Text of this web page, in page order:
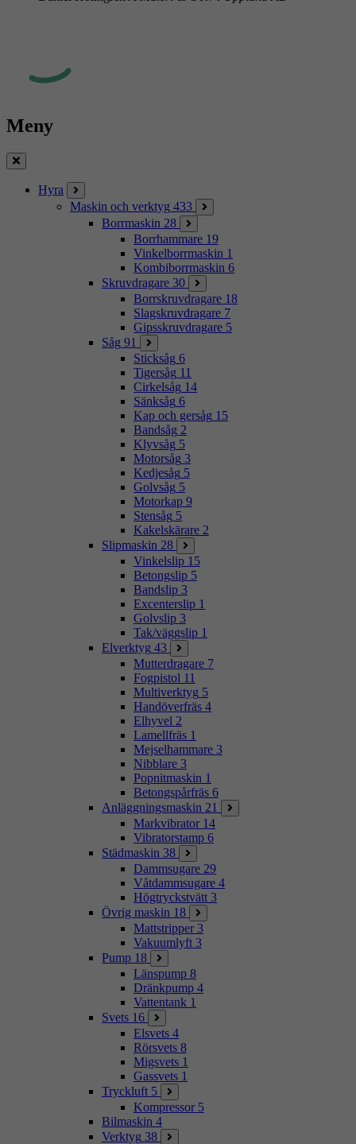
Meny
Stäng
Hyra
Maskin och verktyg 433
Borrmaskin 28
Borrhammare 19
Vinkelborrmaskin 1
Kombiborrmaskin 6
Skruvdragare 30
Borrskruvdragare 18
Slagskruvdragare 7
Gipsskruvdragare 5
Såg 91
Sticksåg 6
Tigersåg 11
Cirkelsåg 14
Sänksåg 6
Kap och gersåg 15
Bandsåg 2
Klyvsåg 5
Motorsåg 3
Kedjesåg 5
Golvsåg 5
Motorkap 9
Stensåg 5
Kakelskärare 2
Slipmaskin 28
Vinkelslip 15
Betongslip 5
Bandslip 3
Excenterslip 1
Golvslip 3
Tak/väggslip 1
Elverktyg 43
Mutterdragare 7
Fogpistol 11
Multiverktyg 5
Handöverfräs 4
Elhyvel 2
Lamellfräs 1
Mejselhammare 3
Nibblare 3
Popnitmaskin 1
Betongspårfräs 6
Anläggningsmaskin 21
Markvibrator 14
Vibratorstamp 6
Städmaskin 38
Dammsugare 29
Våtdammsugare 4
Högtryckstvätt 3
Övrig maskin 18
Mattstripper 3
Vakuumlyft 3
Pump 18
Länspump 8
Dränkpump 4
Vattentank 1
Svets 16
Elsvets 4
Rörsvets 8
Migsvets 1
Gassvets 1
Tryckluft 5
Kompressor 5
Bilmaskin 4
Verktyg 38